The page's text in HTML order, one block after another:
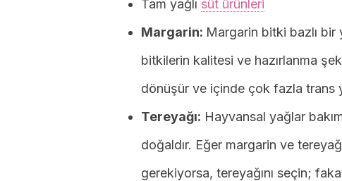
Tam yağlı süt ürünleri
Margarin: Margarin bitki bazlı bir
bitkilerin kalitesi ve hazırlanma
dönüşür ve içinde çok fazla trans
Tereyağı: Hayvansal yağlar
doğaldır. Eğer margarin ve
gerekiyorsa, tereyağını seçin;